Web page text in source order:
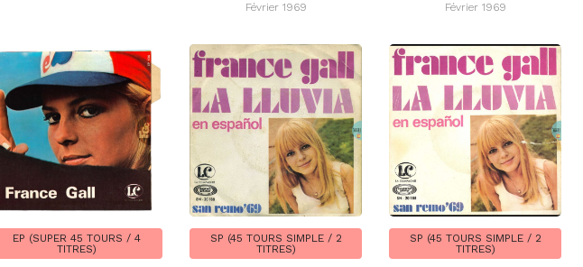
Février 1969 Février 1969
EP (SUPER 45 TOURS / 4
TITRES)
SP (45 TOURS SIMPLE / 2
TITRES)
SP (45 TOURS SIMPLE / 2
TITRES)